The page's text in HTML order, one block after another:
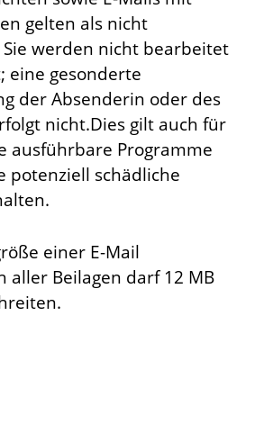
gelten als nicht
werden nicht bearbeitet
eine gesonderte
der Absenderin oder des
nicht.Dies gilt auch für
ausführbare Programme
potenziell schädliche
einer E-Mail
aller Beilagen darf 12 MB